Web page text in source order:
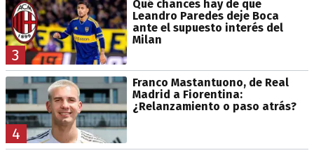
3
Qué chances hay de que
Leandro Paredes deje Boca
ante el supuesto interés del
Milan
4
Franco Mastantuono, de Real
Madrid a Fiorentina:
¿Relanzamiento o paso atrás?